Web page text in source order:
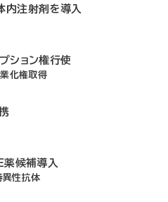
内注射剤を導入
ション権行使
化権取得
薬候補導入
性抗体